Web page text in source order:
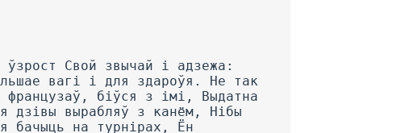
Свой звычай і адзежа:
вагі і для здароўя. He так
біўся з імі, Выдатна
дзівы вырабляў з канём, Нібы
бачыць на турнірах, Ён